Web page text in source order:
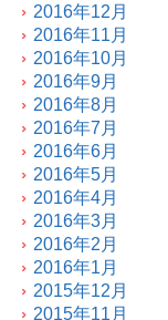
2016年12月
2016年11月
2016年10月
2016年9月
2016年8月
2016年7月
2016年6月
2016年5月
2016年4月
2016年3月
2016年2月
2016年1月
2015年12月
2015年11月